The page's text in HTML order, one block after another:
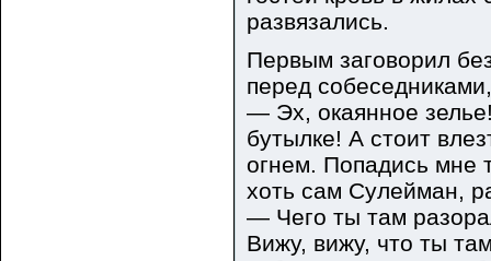
развязались.
Первым заговорил
перед
— Эх, окаянное
бутылке! А стоит
огнем. Попадись мне
хоть сам Сулейман,
— Чего ты там
Вижу, вижу, что ты